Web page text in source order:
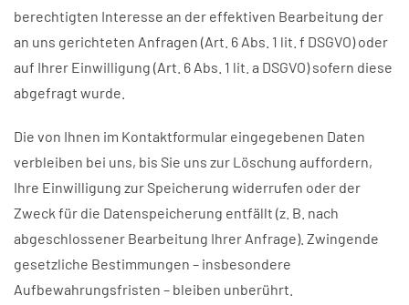
berechtigten Interesse an der effektiven Bearbeitung der
an uns gerichteten Anfragen (Art. 6 Abs. 1 lit. f DSGVO) oder
auf Ihrer Einwilligung (Art. 6 Abs. 1 lit. a DSGVO) sofern diese
abgefragt wurde.
Die von Ihnen im Kontaktformular eingegebenen Daten
verbleiben bei uns, bis Sie uns zur Löschung auffordern,
Ihre Einwilligung zur Speicherung widerrufen oder der
Zweck für die Datenspeicherung entfällt (z. B. nach
abgeschlossener Bearbeitung Ihrer Anfrage). Zwingende
gesetzliche Bestimmungen – insbesondere
Aufbewahrungsfristen – bleiben unberührt.